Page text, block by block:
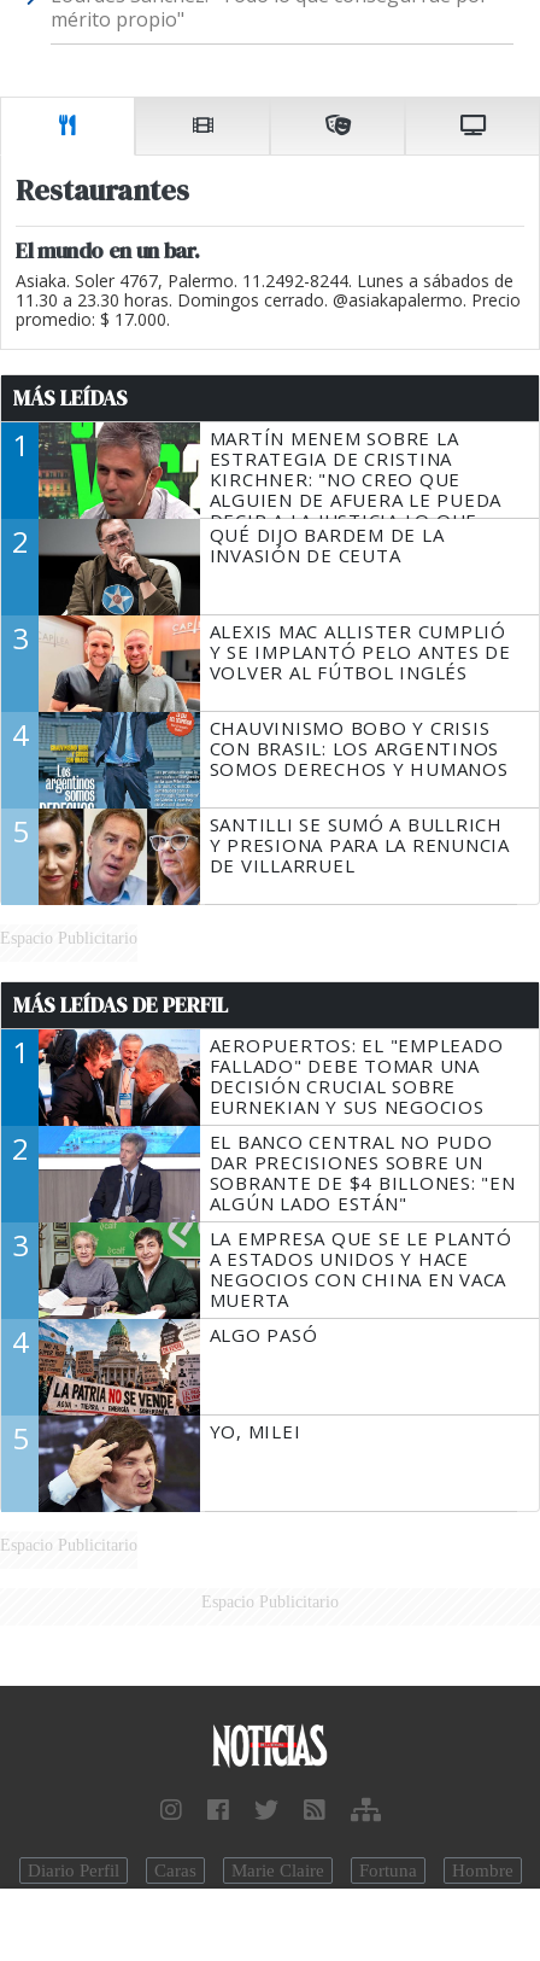
mérito propio"
Restaurantes
El mundo en un bar.
Asiaka. Soler 4767, Palermo. 11.2492-8244. Lunes a sábados de
11.30 a 23.30 horas. Domingos cerrado. @asiakapalermo. Precio
promedio: $ 17.000.
MÁS LEÍDAS
1
MARTÍN MENEM SOBRE LA
ESTRATEGIA DE CRISTINA
KIRCHNER: "NO CREO QUE
ALGUIEN DE AFUERA LE PUEDA
DECIR A LA JUSTICIA LO QUE
TIENE QUE HACER"
2
QUÉ DIJO BARDEM DE LA
INVASIÓN DE CEUTA
3
ALEXIS MAC ALLISTER CUMPLIÓ
Y SE IMPLANTÓ PELO ANTES DE
VOLVER AL FÚTBOL INGLÉS
4
CHAUVINISMO BOBO Y CRISIS
CON BRASIL: LOS ARGENTINOS
SOMOS DERECHOS Y HUMANOS
5
SANTILLI SE SUMÓ A BULLRICH
Y PRESIONA PARA LA RENUNCIA
DE VILLARRUEL
Espacio Publicitario
MÁS LEÍDAS DE PERFIL
1
AEROPUERTOS: EL "EMPLEADO
FALLADO" DEBE TOMAR UNA
DECISIÓN CRUCIAL SOBRE
EURNEKIAN Y SUS NEGOCIOS
2
EL BANCO CENTRAL NO PUDO
DAR PRECISIONES SOBRE UN
SOBRANTE DE $4 BILLONES: "EN
ALGÚN LADO ESTÁN"
3
LA EMPRESA QUE SE LE PLANTÓ
A ESTADOS UNIDOS Y HACE
NEGOCIOS CON CHINA EN VACA
MUERTA
4 ALGO PASÓ
5 YO, MILEI
Espacio Publicitario
Espacio Publicitario
Diario Perfil Caras Marie Claire Fortuna
Hombre